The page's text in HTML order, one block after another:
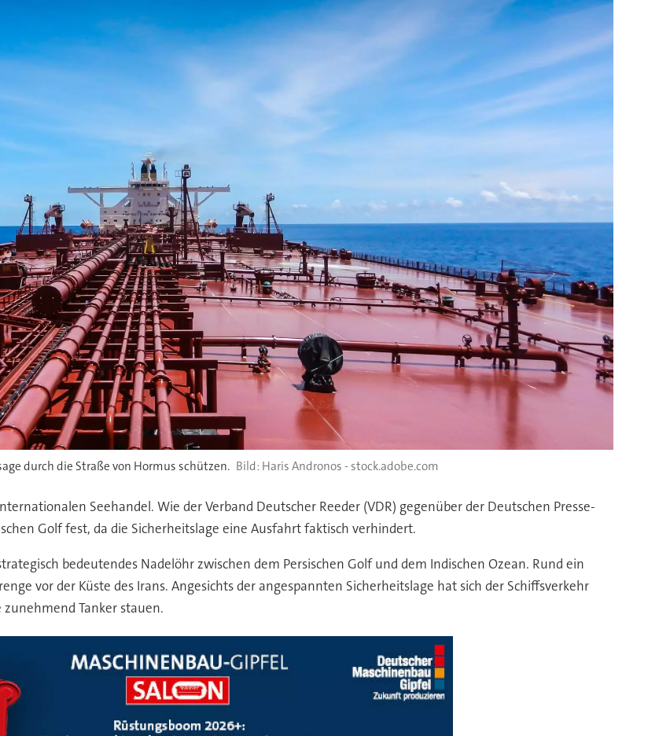
durch die Straße von Hormus schützen. Haris Andronos - stock.adobe.com
Seehandel. Wie der Verband Deutscher Reeder (VDR) gegenüber der Deutschen Presse-
Golf fest, da die Sicherheitslage eine Ausfahrt faktisch verhindert.
bedeutendes Nadelöhr zwischen dem Persischen Golf und dem Indischen Ozean. Rund ein
vor der Küste des Irans. Angesichts der angespannten Sicherheitslage hat sich der Schiffsverkehr
Tanker stauen.